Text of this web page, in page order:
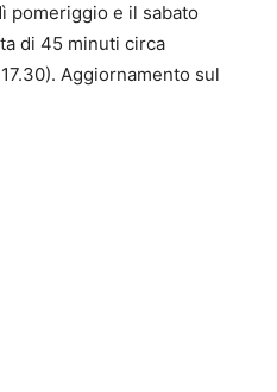
pomeriggio e il sabato
di 45 minuti circa
Aggiornamento sul